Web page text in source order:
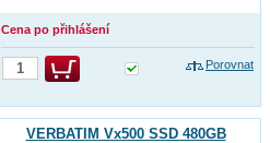
Cena po přihlášení
Porovnat
VERBATIM Vx500 SSD 480GB